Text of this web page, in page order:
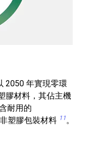
2050 年實現零環
膠材料，其佔主機
耐用的
塑膠包裝材料 11。